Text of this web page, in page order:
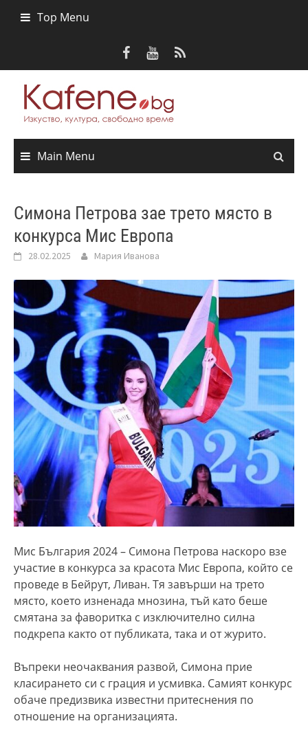
Top Menu
Main Menu
Симона Петрова зае трето място в
конкурса Мис Европа
28.02.2025 Мария Иванова
Мис България 2024 – Симона Петрова наскоро взе
участие в конкурса за красота Мис Европа, който се
проведе в Бейрут, Ливан. Тя завърши на трето
място, което изненада мнозина, тъй като беше
смятана за фаворитка с изключително силна
подкрепа както от публиката, така и от журито.
Въпреки неочаквания развой, Симона прие
класирането си с грация и усмивка. Самият конкурс
обаче предизвика известни притеснения по
отношение на организацията.